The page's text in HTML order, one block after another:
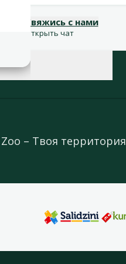
Свяжись с нами
Открыть чат
– Твоя территория